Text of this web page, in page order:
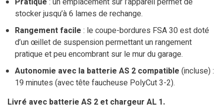
stocker jusqu’à 6 lames de rechange.
Rangement facile : le coupe-bordures FSA 30 est doté
d’un œillet de suspension permettant un rangement
pratique et peu encombrant sur le mur du garage.
Autonomie avec la batterie AS 2 compatible (incluse) :
19 minutes (avec tête faucheuse PolyCut 3-2).
Livré avec batterie AS 2 et chargeur AL 1.